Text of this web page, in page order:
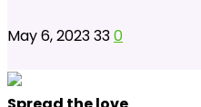
May 6, 2023330